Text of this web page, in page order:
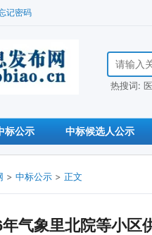
记密码
搜索招标
热搜词:
标公示 中标候选人公示
> 中标公示 > 正文
气象里北院等小区